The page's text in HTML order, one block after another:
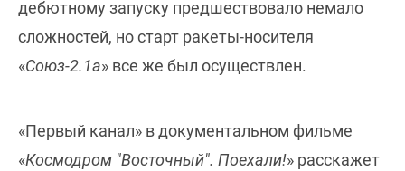
дебютному запуску предшествовало немало
сложностей, но старт ракеты-носителя
«Союз-2.1а» все же был осуществлен.
«Первый канал» в документальном фильме
«Космодром "Восточный". Поехали!» расскажет